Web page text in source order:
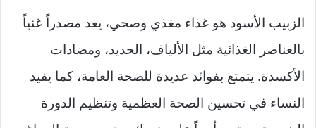
الزبيب الأسود هو غذاء مغذي وصحي، يعد مصدراً غنياً
بالعناصر الغذائية مثل الألياف، الحديد، ومضادات
الأكسدة. يتمتع بفوائد عديدة للصحة العامة، كما يفيد
النساء في تحسين الصحة العظمية وتنظيم الدورة